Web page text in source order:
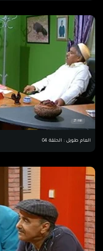
21 min
العام طويل : الحلقة 04